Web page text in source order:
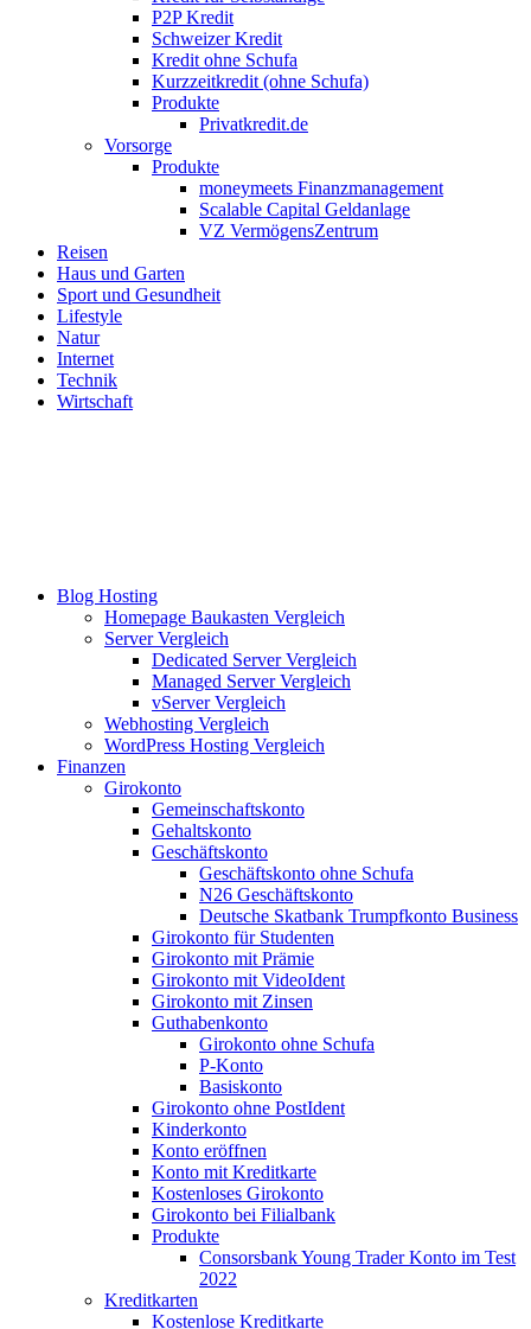
P2P Kredit
Schweizer Kredit
Kredit ohne Schufa
Kurzzeitkredit (ohne Schufa)
Produkte
Privatkredit.de
Vorsorge
Produkte
moneymeets Finanzmanagement
Scalable Capital Geldanlage
VZ VermögensZentrum
Reisen
Haus und Garten
Sport und Gesundheit
Lifestyle
Natur
Internet
Technik
Wirtschaft
Blog Hosting
Homepage Baukasten Vergleich
Server Vergleich
Dedicated Server Vergleich
Managed Server Vergleich
vServer Vergleich
Webhosting Vergleich
WordPress Hosting Vergleich
Finanzen
Girokonto
Gemeinschaftskonto
Gehaltskonto
Geschäftskonto
Geschäftskonto ohne Schufa
N26 Geschäftskonto
Deutsche Skatbank Trumpfkonto Business
Girokonto für Studenten
Girokonto mit Prämie
Girokonto mit VideoIdent
Girokonto mit Zinsen
Guthabenkonto
Girokonto ohne Schufa
P-Konto
Basiskonto
Girokonto ohne PostIdent
Kinderkonto
Konto eröffnen
Konto mit Kreditkarte
Kostenloses Girokonto
Girokonto bei Filialbank
Produkte
Consorsbank Young Trader Konto im Test
2022
Kreditkarten
Kostenlose Kreditkarte